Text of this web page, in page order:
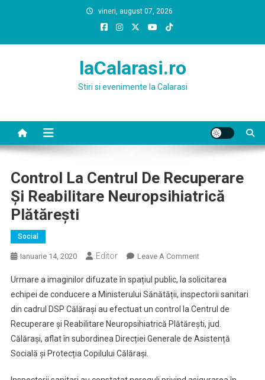
vineri, august 07, 2026
laCalarasi.ro
Stiri si evenimente la Calarasi
Control La Centrul De Recuperare
Și Reabilitare Neuropsihiatrică
Plătărești
Social
Ianuarie 14, 2020 Editor Leave A CommentOn
La
Centrul
De
Recuperare
Și
Plătărești
Urmare a imaginilor difuzate în spațiul public, la solicitarea
echipei de conducere a Ministerului Sănătății, inspectorii sanitari
din cadrul DSP Călărași au efectuat un control la Centrul de
Recuperare și Reabilitare Neuropsihiatrică Plătărești, jud.
Călărași, aflat în subordinea Direcției Generale de Asistență
Socială și Protecția Copilului Călărași.